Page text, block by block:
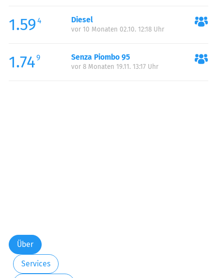
1.59 4 Diesel
vor 10 Monaten 02.10. 12:18 Uhr
1.749 Senza Piombo 95
vor 8 Monaten 19.11. 13:17 Uhr
Über
Services